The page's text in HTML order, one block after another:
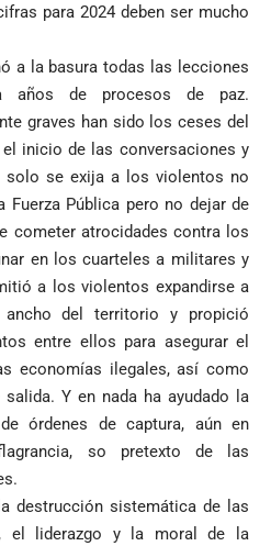
para 2024 deben ser mucho
a la basura todas las lecciones
años de procesos de paz.
graves han sido los ceses del
inicio de las conversaciones y
solo se exija a los violentos no
Fuerza Pública pero no dejar de
cometer atrocidades contra los
en los cuarteles a militares y
a los violentos expandirse a
del territorio y propició
entre ellos para asegurar el
economías ilegales, así como
Y en nada ha ayudado la
órdenes de captura, aún en
so pretexto de las
destrucción sistemática de las
el liderazgo y la moral de la